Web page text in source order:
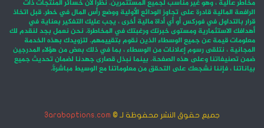
مخاطر عالية ، وهو غير مناسب لجميع المستثمرين. نظرًا لأن خسائر المنتجات ذات
الرافعة المالية قادرة على تجاوز الودائع الأولية ووضع رأس المال في خطر. قبل اتخاذ
قرار بالتداول في فوركس أو أي أداة مالية أخرى ، يجب عليك التفكير بعناية في
أهدافك الاستثمارية ومستوى خبرتك ورغبتك في المخاطرة. نحن نعمل بجد لنقدم لك
معلومات قيمة عن جميع الوسطاء الذين نقوم بتقييمهم. لتزويدك بهذه الخدمة
المجانية ، نتلقى رسوم إعلانات من الوسطاء ، بما في ذلك بعض من هؤلاء المدرجين
ضمن تصنيفاتنا وعلى هذه الصفحة. بينما نبذل قصارى جهدنا لضمان تحديث جميع
بياناتنا ، فإننا نشجعك على التحقق من معلوماتنا مع الوسيط مباشرةً.
جميع حقوق النشر محفوظة لـ © 3araboptions.com